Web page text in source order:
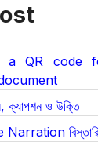
a QR code
ক্যাপশন ও উক্তি